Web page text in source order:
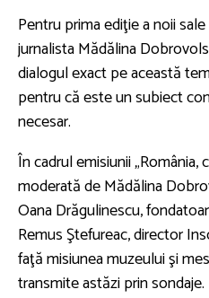
Pentru prima ediţie a noii
jurnalista Mădălina
dialogul exact pe această
pentru că este un subiect
necesar.
În cadrul emisiunii „România,
moderată de Mădălina
Oana Drăgulinescu,
Remus Ştefureac, director
faţă misiunea muzeului şi
transmite astăzi prin